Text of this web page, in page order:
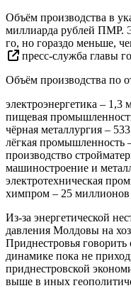
Объём производства в
миллиарда рублей ПМР.
го, но гораздо меньше,
пресс-служба главы
Объём производства по
электроэнергетика – 1,3
пищевая
чёрная металлургия –
лёгкая промышленность
производство
машиностроение и
электротехническая
химпром – 25 миллионов
Из-за энергетической
давления Молдовы на
Приднестровья говорить
динамике пока не
приднестровской
выше в иных